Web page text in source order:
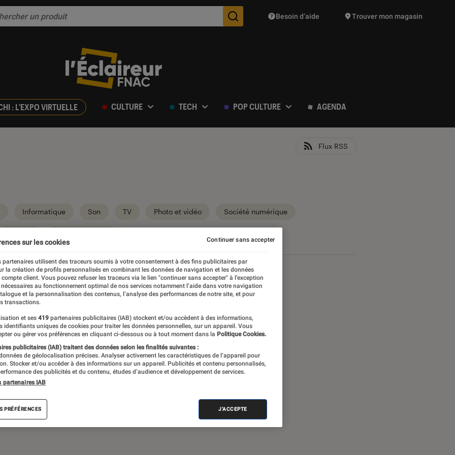
Des suggestions de produits vont vous être proposées
Besoin d’aide Trouver mon magasin
: L'EXPO VIRTUELLE CULTURE TECH POP CULTURE AGENDA
Flux RSS
Informatique Son TV Photo et vidéo Société numérique
audio, objets connectés… l’Éclaireur
l’actualité Tech décryptée, de nombreux
des tests de produits, réalisés par le
sur les cookies
partenaires utilisent des traceurs soumis à votre consentement à des fins publicitaires par
la création de profils personnalisés en combinant les données de navigation et les données
compte client. Vous pouvez refuser les traceurs via le lien "continuer sans accepter" à l’exception
au fonctionnement optimal de nos services notamment l’aide dans votre navigation
et la personnalisation des contenus, l’analyse des performances de notre site, et pour
transactions.
et ses 419 partenaires publicitaires (IAB) stockent et/ou accèdent à des informations,
identifiants uniques de cookies pour traiter les données personnelles, sur un appareil. Vous
ou gérer vos préférences en cliquant ci-dessous ou à tout moment dans la Politique Cookies.
publicitaires (IAB) traitent des données selon les finalités suivantes :
de géolocalisation précises. Analyser activement les caractéristiques de l’appareil pour
Stocker et/ou accéder à des informations sur un appareil. Publicités et contenu personnalisés,
des publicités et du contenu, études d’audience et développement de services.
partenaires IAB
PRÉFÉRENCES J'ACCEPTE
Continuer sans accepter